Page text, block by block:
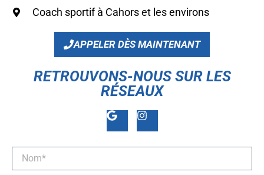
Coach sportif à Cahors et les environs
APPELER DÈS MAINTENANT
RETROUVONS-NOUS SUR LES
RÉSEAUX